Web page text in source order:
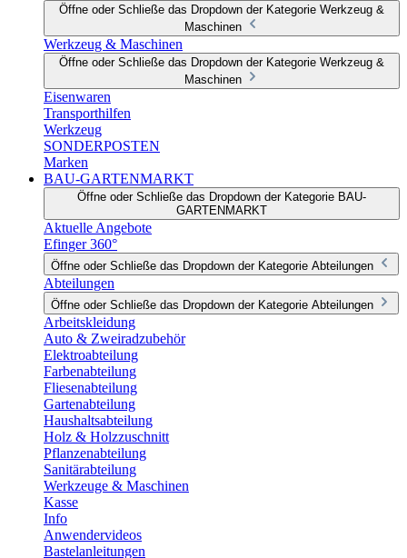
Öffne oder Schließe das Dropdown der Kategorie Werkzeug &
Maschinen
Werkzeug & Maschinen
Öffne oder Schließe das Dropdown der Kategorie Werkzeug &
Maschinen
Eisenwaren
Transporthilfen
Werkzeug
SONDERPOSTEN
Marken
BAU-GARTENMARKT
Öffne oder Schließe das Dropdown der Kategorie BAU-
GARTENMARKT
Aktuelle Angebote
Efinger 360°
Öffne oder Schließe das Dropdown der Kategorie Abteilungen
Abteilungen
Öffne oder Schließe das Dropdown der Kategorie Abteilungen
Arbeitskleidung
Auto & Zweiradzubehör
Elektroabteilung
Farbenabteilung
Fliesenabteilung
Gartenabteilung
Haushaltsabteilung
Holz & Holzzuschnitt
Pflanzenabteilung
Sanitärabteilung
Werkzeuge & Maschinen
Kasse
Info
Anwendervideos
Bastelanleitungen